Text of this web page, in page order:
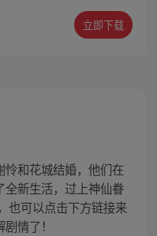
法一样......那岂不是
限的世界？！
立即下载
怜和花城结婚，他们在
新生活，过上神仙眷
也可以点击下方链接来
情了！